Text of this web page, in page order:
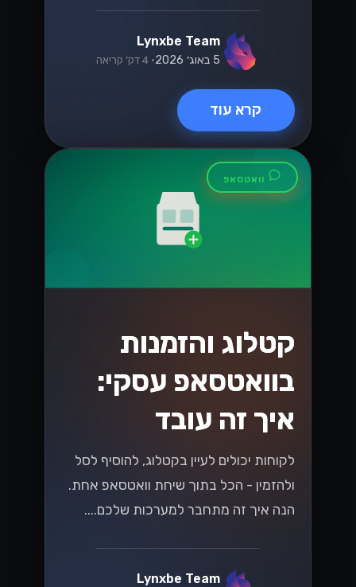
שירות הלקוחות עם
WhatsApp
Business API
שדרגו את שירות הלקוחות שלכם בעזרת
הכלי הזה יכול לשפר את התקשורת עם
לקוחותיכם ולהגביר את שביעות רצונם....
קרא עוד
מדריכים